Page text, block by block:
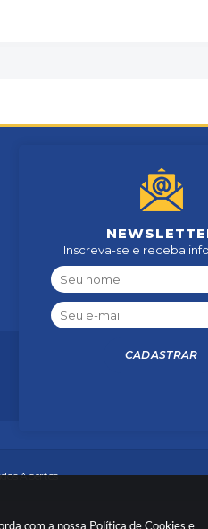
com a nossa Política de Cookies e
Inscreva-se e receba
CADASTRAR
Abertos